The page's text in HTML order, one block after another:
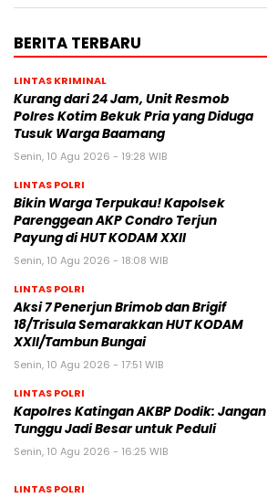
BERITA TERBARU
LINTAS KRIMINAL
Kurang dari 24 Jam, Unit Resmob
Polres Kotim Bekuk Pria yang Diduga
Tusuk Warga Baamang
Senin, 10 Agu 2026 - 19:28 WIB
LINTAS POLRI
Bikin Warga Terpukau! Kapolsek
Parenggean AKP Condro Terjun
Payung di HUT KODAM XXII
Senin, 10 Agu 2026 - 18:08 WIB
LINTAS POLRI
Aksi 7 Penerjun Brimob dan Brigif
18/Trisula Semarakkan HUT KODAM
XXII/Tambun Bungai
Senin, 10 Agu 2026 - 17:51 WIB
LINTAS POLRI
Kapolres Katingan AKBP Dodik: Jangan
Tunggu Jadi Besar untuk Peduli
Senin, 10 Agu 2026 - 16:25 WIB
LINTAS POLRI